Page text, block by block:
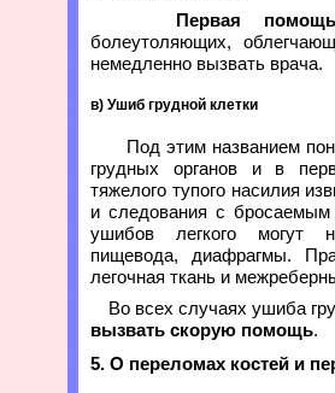
Первая помощь
болеутоляющих,
немедленно вызвать врача.
в) Ушиб грудной клетки
Под этим названием
грудных органов и в
тяжелого тупого насилия
и следования с
ушибов легкого могут
пищевода, диафрагмы.
легочная ткань и
Во всех случаях ушиба
вызвать скорую помощь.
5. О переломах костей и